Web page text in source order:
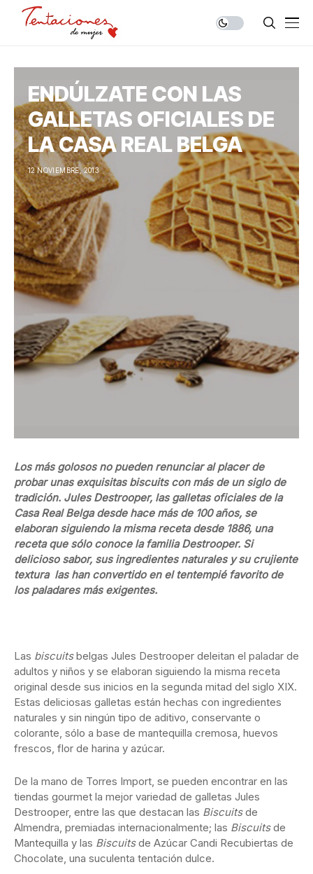
ENDÚLZATE CON LAS
GALLETAS OFICIALES DE
LA CASA REAL BELGA
12 NOVIEMBRE, 2013
Los más golosos no pueden renunciar al placer de
probar unas exquisitas biscuits con más de un siglo de
tradición. Jules Destrooper, las galletas oficiales de la
Casa Real Belga desde hace más de 100 años, se
elaboran siguiendo la misma receta desde 1886, una
receta que sólo conoce la familia Destrooper. Si
delicioso sabor, sus ingredientes naturales y su crujiente
textura las han convertido en el tentempié favorito de
los paladares más exigentes.
Las biscuitsbelgas Jules Destrooper deleitan el paladar de
adultos y niños y se elaboran siguiendo la misma receta
original desde sus inicios en la segunda mitad del siglo XIX.
Estas deliciosas galletas están hechas con ingredientes
naturales y sin ningún tipo de aditivo, conservante o
colorante, sólo a base de mantequilla cremosa, huevos
frescos, flor de harina y azúcar.
De la mano de Torres Import, se pueden encontrar en las
tiendas gourmet la mejor variedad de galletas Jules
Destrooper, entre las que destacan las Biscuitsde
Almendra, premiadas internacionalmente; las Biscuitsde
Mantequilla y las Biscuitsde Azúcar Candi Recubiertas de
Chocolate, una suculenta tentación dulce.